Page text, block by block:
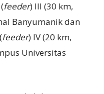
feeder) III (30 km,
Banyumanik dan
feeder) IV (20 km,
Universitas